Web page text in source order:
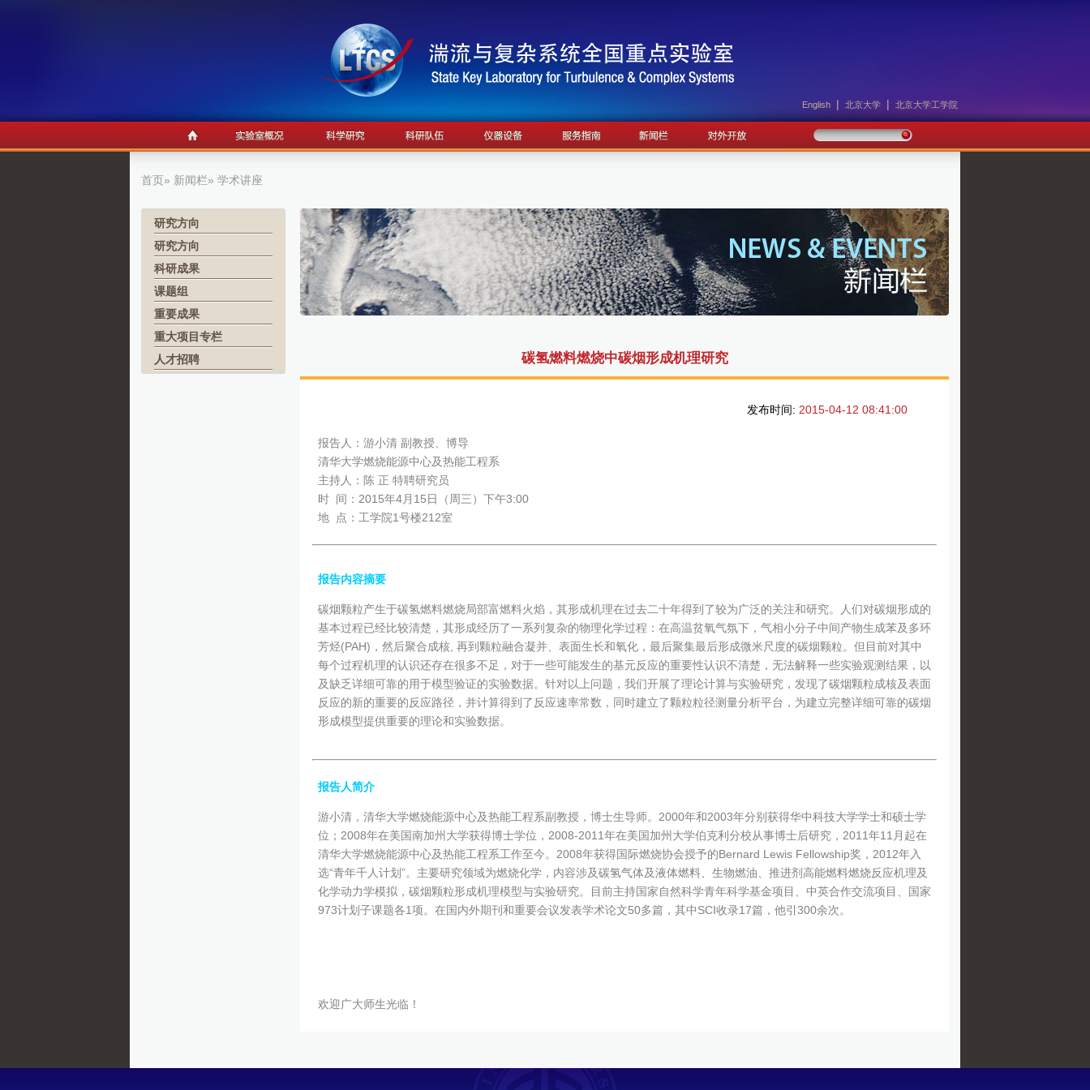
English | 北京大学 | 北京大学工学院
首页» 新闻栏» 学术讲座
研究方向
研究方向
科研成果
课题组
重要成果
重大项目专栏
人才招聘
碳氢燃料燃烧中碳烟形成机理研究
发布时间: 2015-04-12 08:41:00
报告人：游小清 副教授、博导
清华大学燃烧能源中心及热能工程系
主持人：陈 正 特聘研究员
时 间：2015年4月15日（周三）下午3:00
地 点：工学院1号楼212室
报告内容摘要
碳烟颗粒产生于碳氢燃料燃烧局部富燃料火焰，其形成机理在过去二十年得到了较为广泛的关注和研究。人们对碳烟形成的
基本过程已经比较清楚，其形成经历了一系列复杂的物理化学过程：在高温贫氧气氛下，气相小分子中间产物生成苯及多环
芳烃(PAH)，然后聚合成核, 再到颗粒融合凝并、表面生长和氧化，最后聚集最后形成微米尺度的碳烟颗粒。但目前对其中
每个过程机理的认识还存在很多不足，对于一些可能发生的基元反应的重要性认识不清楚，无法解释一些实验观测结果，以
及缺乏详细可靠的用于模型验证的实验数据。针对以上问题，我们开展了理论计算与实验研究，发现了碳烟颗粒成核及表面
反应的新的重要的反应路径，并计算得到了反应速率常数，同时建立了颗粒粒径测量分析平台，为建立完整详细可靠的碳烟
形成模型提供重要的理论和实验数据。
报告人简介
游小清，清华大学燃烧能源中心及热能工程系副教授，博士生导师。2000年和2003年分别获得华中科技大学学士和硕士学
位；2008年在美国南加州大学获得博士学位，2008-2011年在美国加州大学伯克利分校从事博士后研究，2011年11月起在
清华大学燃烧能源中心及热能工程系工作至今。2008年获得国际燃烧协会授予的Bernard Lewis Fellowship奖，2012年入
选“青年千人计划”。主要研究领域为燃烧化学，内容涉及碳氢气体及液体燃料、生物燃油、推进剂高能燃料燃烧反应机理及
化学动力学模拟，碳烟颗粒形成机理模型与实验研究。目前主持国家自然科学青年科学基金项目、中英合作交流项目、国家
973计划子课题各1项。在国内外期刊和重要会议发表学术论文50多篇，其中SCI收录17篇，他引300余次。
欢迎广大师生光临！